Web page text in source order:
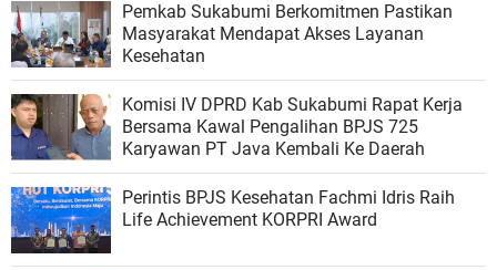
Pemkab Sukabumi Berkomitmen Pastikan
Masyarakat Mendapat Akses Layanan
Kesehatan
Komisi IV DPRD Kab Sukabumi Rapat Kerja
Bersama Kawal Pengalihan BPJS 725
Karyawan PT Java Kembali Ke Daerah
Perintis BPJS Kesehatan Fachmi Idris Raih
Life Achievement KORPRI Award